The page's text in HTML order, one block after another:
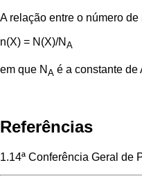
A relação entre o número
n(X) = N(X)/N A
em que N A é a constante de
Referências
1.14ª Conferência Geral de